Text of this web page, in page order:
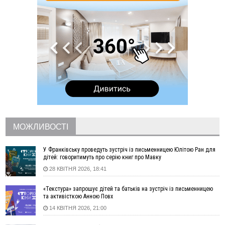
Прикарпаття втратило у війні з росією ще двох захисників
У Львові пʼяний чоловік з мисливською рушницею
погрожував убити сусідів
Як блендер спрощує приготування страв різної текстури
Рятувальники двічі допомогли людям, які заблукали на
Надвірнянщині
Яку погоду прогнозують синоптики на Прикарпатті цього
На війні загинув захисник з Болехівської громади Андрій
Прокіпчин
08:08
Росія атакувала завод Kromberg & Schubert у Житомирі:
Вчора
21:36
«Не будь байдужим». У десятках містах Польщі вийшли на
21:14
На Надвірнянщині чоловік застрелив кота з пневматики:
поліція відкрила провадження
18:31
У Франківську водійка Volkswagen збила 12-річного
МОЖЛИВОСТІ
У Франківську проведуть зустріч із письменницею Юлітою Ран для
дітей: говоритимуть про серію книг про Мавку
28 КВІТНЯ 2026, 18:41
«Текстура» запрошує дітей та батьків на зустріч із письменницею
та активісткою Анною Повх
14 КВІТНЯ 2026, 21:00